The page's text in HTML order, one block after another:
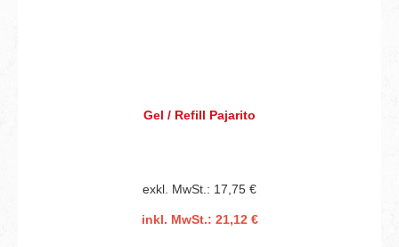
Gel / Refill Pajarito
exkl. MwSt.: 17,75 €
inkl. MwSt.: 21,12 €